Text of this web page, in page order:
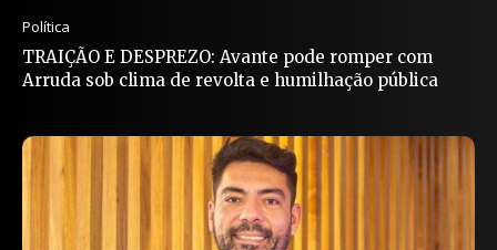
Política
TRAIÇÃO E DESPREZO: Avante pode romper com
Arruda sob clima de revolta e humilhação pública